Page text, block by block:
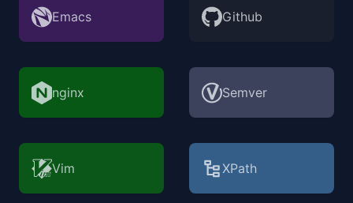
Emacs Github
nginx Semver
Vim XPath